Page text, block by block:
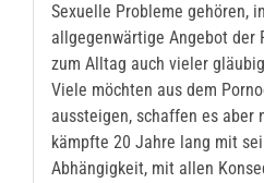
Sexuelle Probleme gehören,
allgegenwärtige Angebot der
zum Alltag auch vieler
Viele möchten aus dem
aussteigen, schaffen es aber
kämpfte 20 Jahre lang mit
Abhängigkeit, mit allen